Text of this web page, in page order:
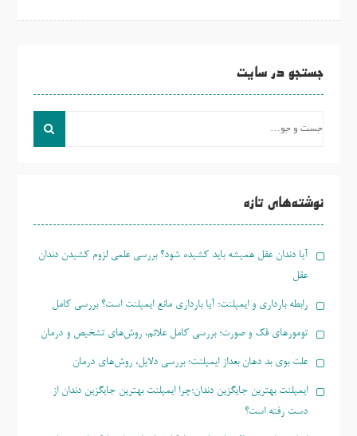
جستجو در سایت
نوشته‌های تازه
آیا دندان عقل همیشه باید کشیده شود؟ بررسی علمی لزوم کشیدن دندان
عقل
رابطه بارداری و ایمپلنت؛ آیا بارداری مانع ایمپلنت است؟ بررسی کامل
تومورهای فک و صورت؛ بررسی کامل علائم، روش‌های تشخیص و درمان
علت بوی بد دهان بعداز ایمپلنت؛ بررسی دلایل، روش‌های درمان
ایمپلنت بهترین جایگزین دندان؛چرا ایمپلنت بهترین جایگزین دندان از
دست رفته است؟